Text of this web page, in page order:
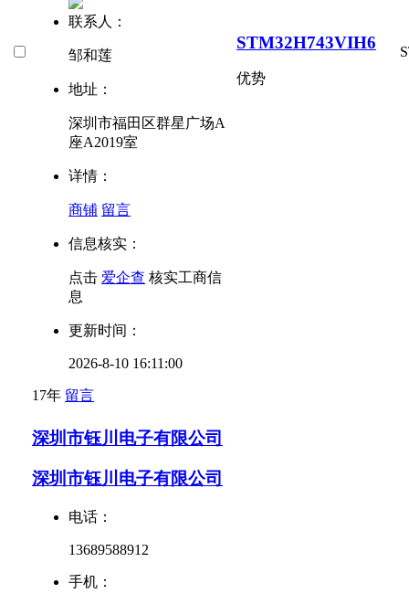
联系人：
邹和莲
地址：
深圳市福田区群星广场A
座A2019室
详情：
商铺 留言
信息核实：
点击 爱企查 核实工商信
息
更新时间：
2026-8-10 16:11:00
17年 留言
STM32H743VIH6
优势
深圳市钰川电子有限公司
深圳市钰川电子有限公司
电话：
13689588912
手机：